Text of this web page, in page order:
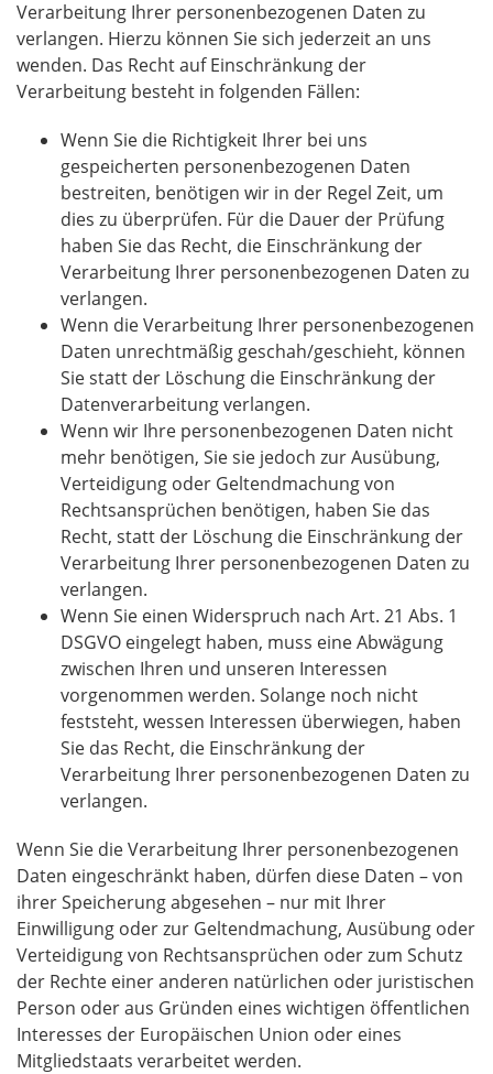
Verarbeitung Ihrer personenbezogenen Daten zu
verlangen. Hierzu können Sie sich jederzeit an uns
wenden. Das Recht auf Einschränkung der
Verarbeitung besteht in folgenden Fällen:
Wenn Sie die Richtigkeit Ihrer bei uns
gespeicherten personenbezogenen Daten
bestreiten, benötigen wir in der Regel Zeit, um
dies zu überprüfen. Für die Dauer der Prüfung
haben Sie das Recht, die Einschränkung der
Verarbeitung Ihrer personenbezogenen Daten zu
verlangen.
Wenn die Verarbeitung Ihrer personenbezogenen
Daten unrechtmäßig geschah/geschieht, können
Sie statt der Löschung die Einschränkung der
Datenverarbeitung verlangen.
Wenn wir Ihre personenbezogenen Daten nicht
mehr benötigen, Sie sie jedoch zur Ausübung,
Verteidigung oder Geltendmachung von
Rechtsansprüchen benötigen, haben Sie das
Recht, statt der Löschung die Einschränkung der
Verarbeitung Ihrer personenbezogenen Daten zu
verlangen.
Wenn Sie einen Widerspruch nach Art. 21 Abs. 1
DSGVO eingelegt haben, muss eine Abwägung
zwischen Ihren und unseren Interessen
vorgenommen werden. Solange noch nicht
feststeht, wessen Interessen überwiegen, haben
Sie das Recht, die Einschränkung der
Verarbeitung Ihrer personenbezogenen Daten zu
verlangen.
Wenn Sie die Verarbeitung Ihrer personenbezogenen
Daten eingeschränkt haben, dürfen diese Daten – von
ihrer Speicherung abgesehen – nur mit Ihrer
Einwilligung oder zur Geltendmachung, Ausübung oder
Verteidigung von Rechtsansprüchen oder zum Schutz
der Rechte einer anderen natürlichen oder juristischen
Person oder aus Gründen eines wichtigen öffentlichen
Interesses der Europäischen Union oder eines
Mitgliedstaats verarbeitet werden.